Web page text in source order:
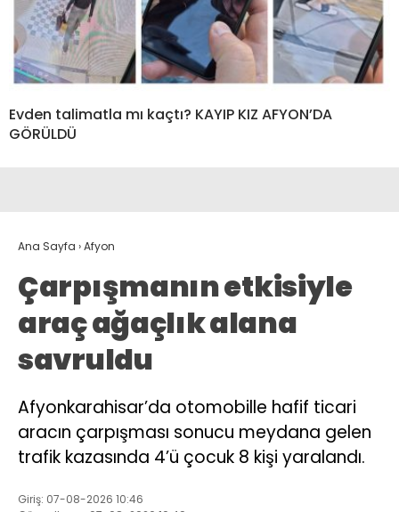
Evden talimatla mı kaçtı? KAYIP KIZ AFYON’DA
GÖRÜLDÜ
Ana Sayfa ›Afyon
Çarpışmanın etkisiyle
araç ağaçlık alana
savruldu
Afyonkarahisar’da otomobille hafif ticari
aracın çarpışması sonucu meydana gelen
trafik kazasında 4’ü çocuk 8 kişi yaralandı.
Giriş: 07-08-2026 10:46